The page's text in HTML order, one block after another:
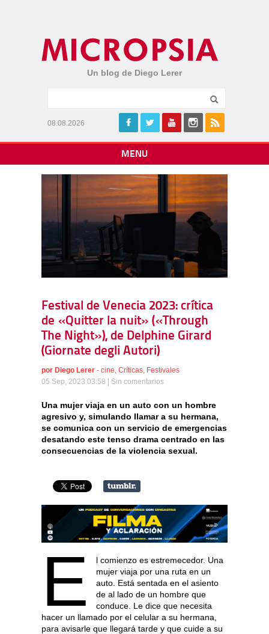
Un blog de Diego Lerer
08.08.2026
MENU
Festival de Venecia 2023: crítica
de «Quitter la nuit» («Through
The Night»), de Delphine Girard
(Giornate degli Autori)
por Diego Lerer - cine, Críticas, Festivales
05 Sep, 2023 03:58 | Sin comentarios
Una mujer viaja en un auto con un hombre
agresivo y, simulando llamar a su hermana,
se comunica con un servicio de emergencias
desatando este tenso drama centrado en las
consecuencias de la violencia sexual.
E
l comienzo es estremecedor. Una
mujer viaja por una ruta en un
auto. Está sentada en el asiento
de al lado de un hombre que
conduce. Le dice que necesita
hacer un llamado por el celular a su hermana,
para avisarle que llegará tarde y que cuide a su